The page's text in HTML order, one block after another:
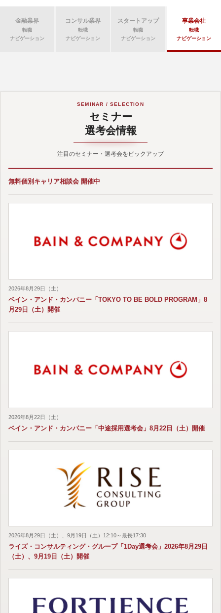
金融業界
転職
ナビゲーション
コンサル業界
転職
ナビゲーション
スタートアップ
転職
ナビゲーション
事業会社
転職
ナビゲーション
SEMINAR / SELECTION
セミナー
選考会情報
注目のセミナー・選考会をピックアップ
無料個別キャリア相談会 開催中
2026年8月29日（土）
ベイン・アンド・カンパニー「TOKYO TO BE BOLD PROGRAM」8
月29日（土）開催
2026年8月22日（土）
ベイン・アンド・カンパニー「中途採用選考会」8月22日（土）開催
2026年8月29日（土）、9月19日（土）12:10～最長17:30
ライズ・コンサルティング・グループ「1Day選考会」2026年8月29日
（土）、9月19日（土）開催